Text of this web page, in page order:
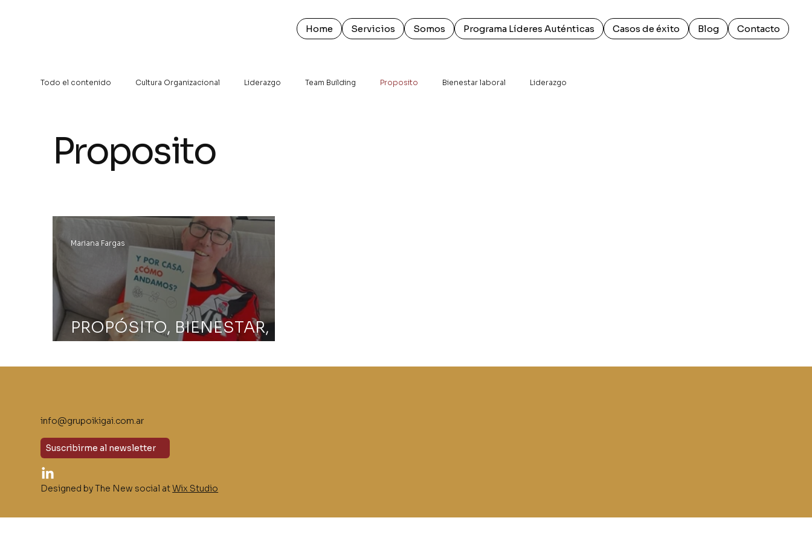
Home Servicios Somos Programa Líderes Auténticas Casos de éxito Blog Contacto
Todo el contenido Cultura Organizacional Liderazgo Team Building Proposito Bienestar laboral Liderazgo
Proposito
PROPÓSITO, BIENESTAR,
FELICIDAD
Mariana Fargas
info@grupoikigai.com.ar
Suscribirme al newsletter
Designed by The New social atWix Studio